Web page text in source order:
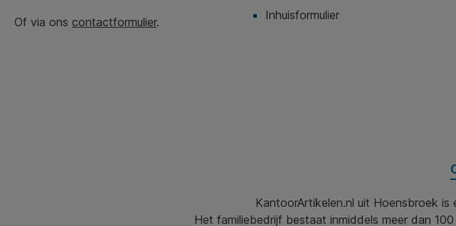
Of via ons contactformulier.
Inhuisformulier
KantoorArtikelen.nl uit Hoensbroek
Het familiebedrijf bestaat inmiddels meer dan